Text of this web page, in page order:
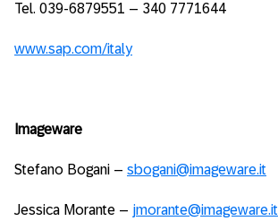
Tel. 039-6879551 – 340 7771644
www.sap.com/italy
Imageware
Stefano Bogani – sbogani@imageware.it
Jessica Morante – jmorante@imageware.it